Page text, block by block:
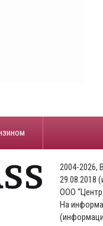
2004-2026,
29.08.2018
ООО
На